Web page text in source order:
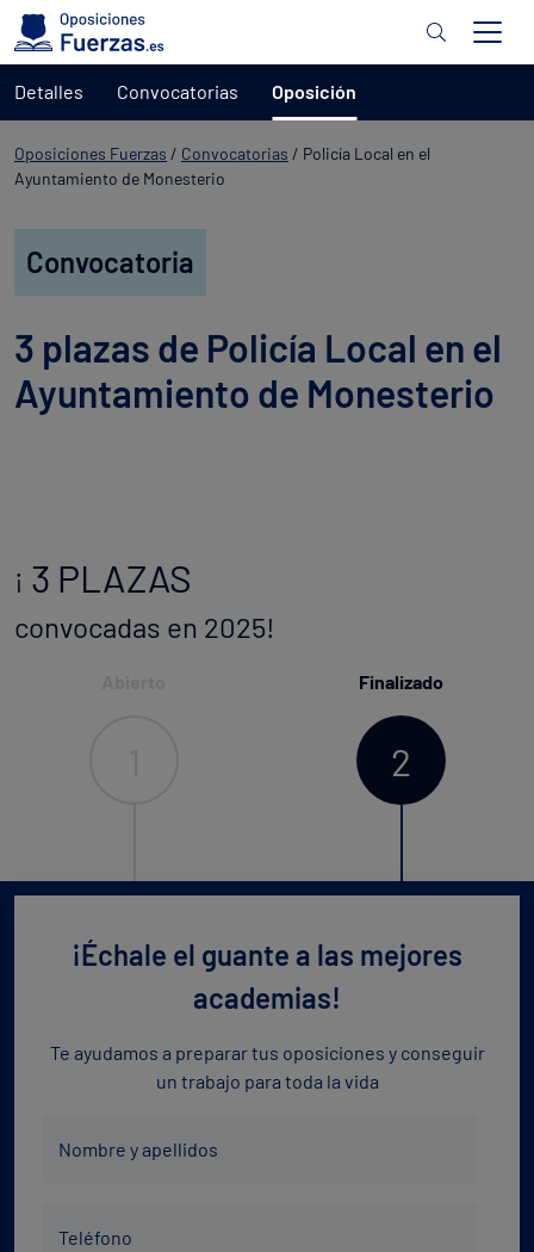
Oposiciones Fuerzas / Convocatorias / Policía Local en el
Ayuntamiento de Monesterio
Convocatoria
3 plazas de Policía Local en el
Ayuntamiento de Monesterio
¡ 3 PLAZAS
convocadas en 2025!
Finalizado
2
Detalles Convocatorias Oposición
¡Échale el guante a las mejores
academias!
Te ayudamos a preparar tus oposiciones y conseguir
un trabajo para toda la vida
Nombre y apellidos
Teléfono